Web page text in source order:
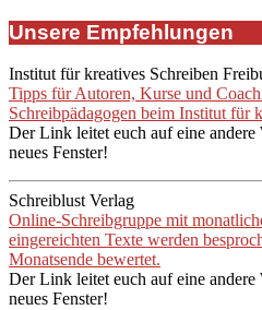
Unsere Empfehlungen
Institut für kreatives Schreiben
Tipps für Autoren, Kurse und
Schreibpädagogen beim Institut für
Der Link leitet euch auf eine andere
neues Fenster!
Schreiblust Verlag
Online-Schreibgruppe mit
eingereichten Texte werden
Monatsende bewertet.
Der Link leitet euch auf eine andere
neues Fenster!